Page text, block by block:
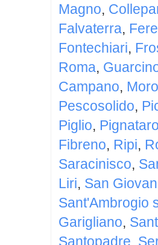
Magno,
Falvaterra,
Fontechiari,
Roma,
Campano,
Pescosolido,
Piglio,
Fibreno, Ripi,
Saracinisco,
Liri, San
Sant'Ambrogio
Garigliano,
Santopadre